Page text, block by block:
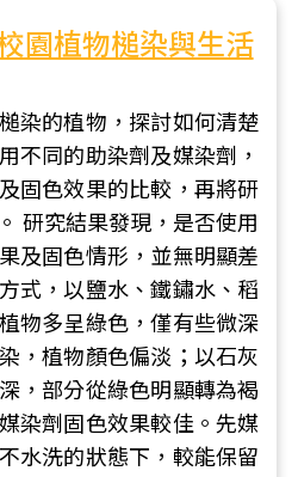
園植物槌染與生活
染的植物，探討如何清楚
不同的助染劑及媒染劑，
固色效果的比較，再將研
研究結果發現，是否使用
及固色情形，並無明顯差
式，以鹽水、鐵鏽水、稻
物多呈綠色，僅有些微深
，植物顏色偏淡；以石灰
，部分從綠色明顯轉為褐
染劑固色效果較佳。先媒
水洗的狀態下，較能保留